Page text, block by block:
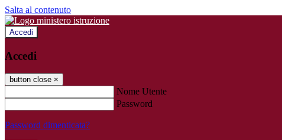
Salta al contenuto
Accedi
Accedi
button close ×
Nome Utente
Password
Password dimenticata?